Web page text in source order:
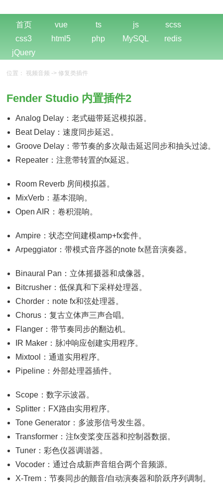
首页 vue ts js
scss
css3
html5 php MySQL
redis
jQuery
位置： 视频音频 ->修复类插件
Fender Studio 内置插件2
Analog Delay：老式磁带延迟模拟器。
Beat Delay：速度同步延迟。
Groove Delay：带节奏的多次敲击延迟同步和抽头过滤。
Repeater：注意带转置的fx延迟。
Room Reverb 房间模拟器。
MixVerb：基本混响。
Open AIR：卷积混响。
Ampire：状态空间建模amp+fx套件。
Arpeggiator：带模式音序器的note fx琶音演奏器。
Binaural Pan：立体摇摄器和成像器。
Bitcrusher：低保真和下采样处理器。
Chorder：note fx和弦处理器。
Chorus：复古立体声三声合唱。
Flanger：带节奏同步的翻边机。
IR Maker：脉冲响应创建实用程序。
Mixtool：通道实用程序。
Pipeline：外部处理器插件。
Scope：数字示波器。
Splitter：FX路由实用程序。
Tone Generator：多波形信号发生器。
Transformer：注fx变桨变压器和控制器数据。
Tuner：彩色仪器调谐器。
Vocoder：通过合成新声音组合两个音频源。
X-Trem：节奏同步的颤音/自动演奏器和阶跃序列调制。